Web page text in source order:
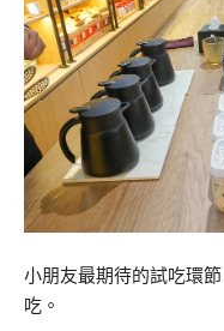
小朋友最期待的試吃環
吃。